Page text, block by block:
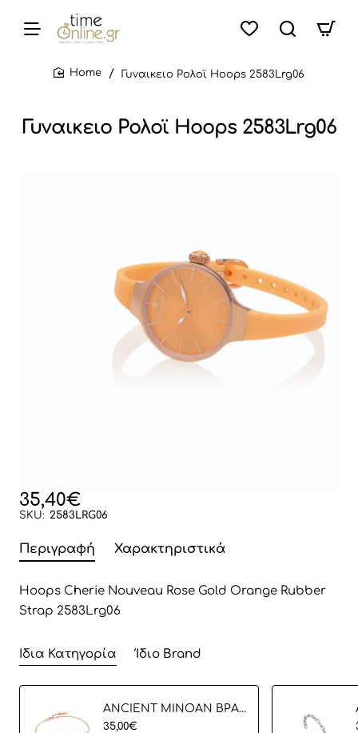
Γυναικειο Ρολοϊ Hoops 2583Lrg06
Γυναικειο Ρολοϊ Hoops 2583Lrg06
35,40€
SKU: 2583LRG06
Περιγραφή Χαρακτηριστικά
Hoops Cherie Nouveau Rose Gold Orange Rubber
Strap 2583Lrg06
Ίδια Κατηγορία Ίδιο Brand
ANCIENT MINOAN ΒΡΑΧΙΟΛΙ
35,00€